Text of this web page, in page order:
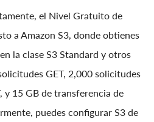
el Nivel Gratuito de
a Amazon S3, donde obtienes
la clase S3 Standard y otros
GET, 2,000 solicitudes
y 15 GB de transferencia de
puedes configurar S3 de